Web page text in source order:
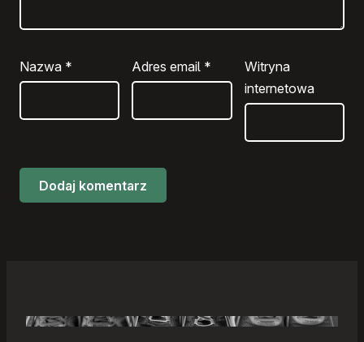
Nazwa * Adres email *
Witryna
internetowa